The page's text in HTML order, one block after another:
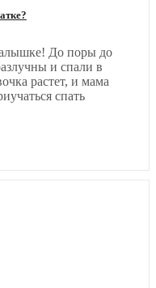
До поры до
и спали в
растет, и мама
спать